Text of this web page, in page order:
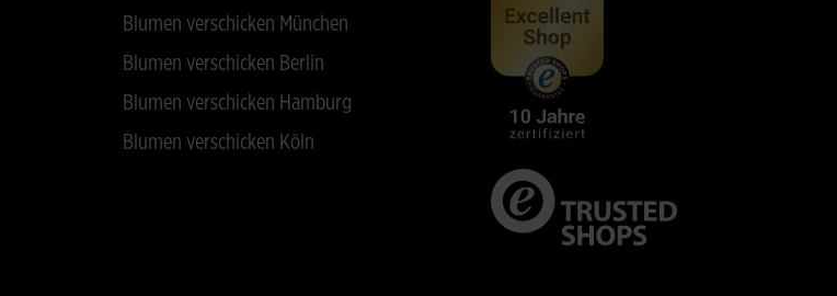
Blumen verschicken München
Blumen verschicken Berlin
Blumen verschicken Hamburg
Blumen verschicken Köln